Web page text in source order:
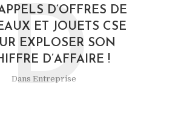
D’OFFRES DE
ET JOUETS CSE
EXPLOSER SON
D’AFFAIRE !
Dans Entreprise
D